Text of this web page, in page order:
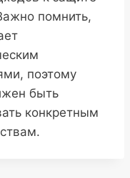
помнить,
поэтому
быть
конкретным